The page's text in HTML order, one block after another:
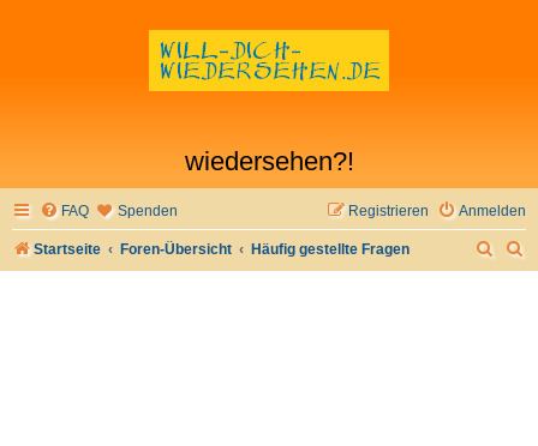
wiedersehen?!
FAQ Spenden Anmelden
Registrieren
Startseite Foren-Übersicht Häufig gestellte Fragen